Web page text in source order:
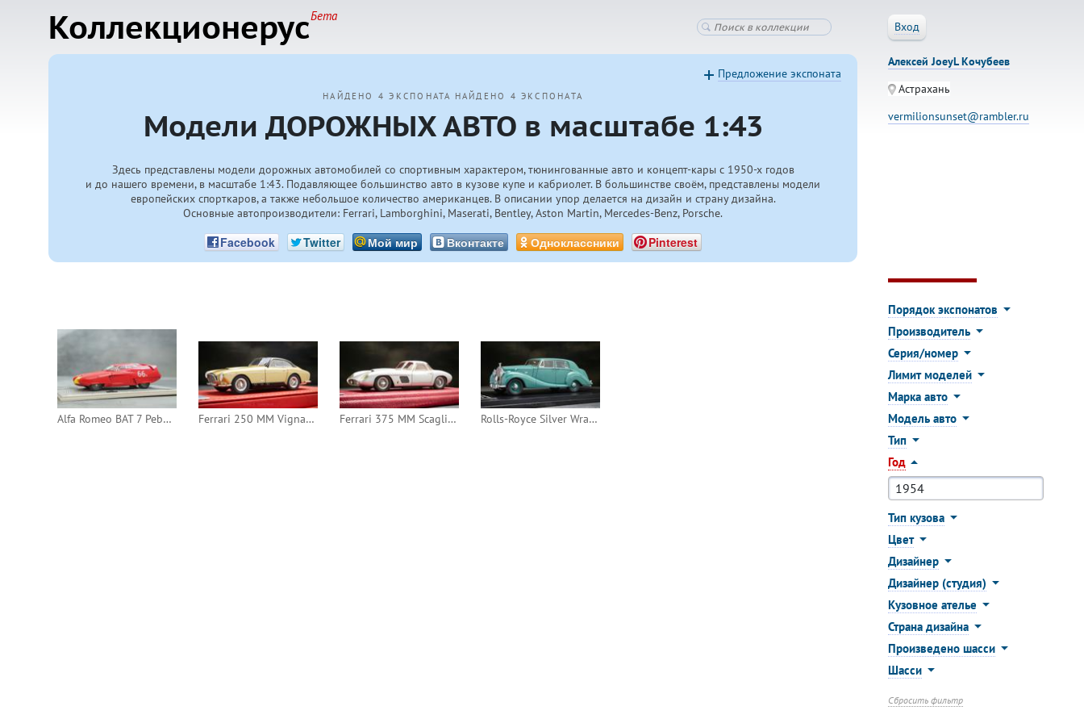
КоллекционерусБета
Вход
НАЙДЕНО 4 ЭКСПОНАТА НАЙДЕНО 4 ЭКСПОНАТА
Модели ДОРОЖНЫХ АВТО в масштабе 1:43
Здесь представлены модели дорожных автомобилей со спортивным характером, тюнингованные авто и концепт-кары с 1950-хгодов
и до нашего времени, в масштабе 1:43. Подавляющее большинство авто в кузове купе и кабриолет. В большинстве своём, представлены модели
европейских спорткаров, а также небольшое количество американцев. В описании упор делается на дизайн и страну дизайна.
Основные автопроизводители: Ferrari, Lamborghini, Maserati, Bentley, Aston Martin, Mercedes-Benz, Porsche.
Facebook Twitter Мой мир Вконтакте Одноклассники Pinterest
Предложение экспоната
Алексей JoeyL Кочубеев
Астрахань
vermilionsunset@rambler.ru
Alfa Romeo BAT 7 Pebble Beach 1955 edition (Bizarre) Ferrari 250 MM Vignale Berlinetta 1954 (BBR) Ferrari 375 MM Scaglietti Berlinetta 1954 (BBR) Rolls-Royce Silver Wraith Saloon by James Young 1954 (GLM)
Порядок экспонатов
Производитель
Серия/номер
Лимит моделей
Марка авто
Модель авто
Тип
Год
Тип кузова
Цвет
Дизайнер
Дизайнер (студия)
Кузовное ателье
Страна дизайна
Произведено шасси
Шасси
Сбросить фильтр